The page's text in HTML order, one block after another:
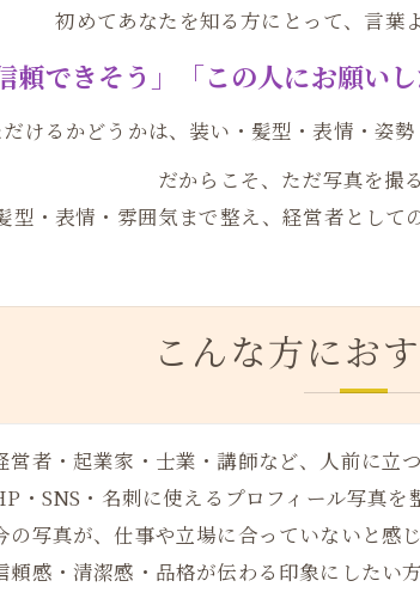
初めてあなたを知る方にとって、言葉
信頼できそう」「この人にお願い
けるかどうかは、装い・髪型・表情・姿
だからこそ、ただ写真を撮
型・表情・雰囲気まで整え、経営者として
こんな方にお
営者・起業家・士業・講師など、人前に立
・SNS・名刺に使えるプロフィール写真を
の写真が、仕事や立場に合っていないと感
頼感・清潔感・品格が伝わる印象にしたい方